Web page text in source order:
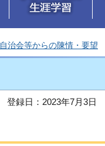
自治会等からの陳情・要望
登録日：2023年7月3日